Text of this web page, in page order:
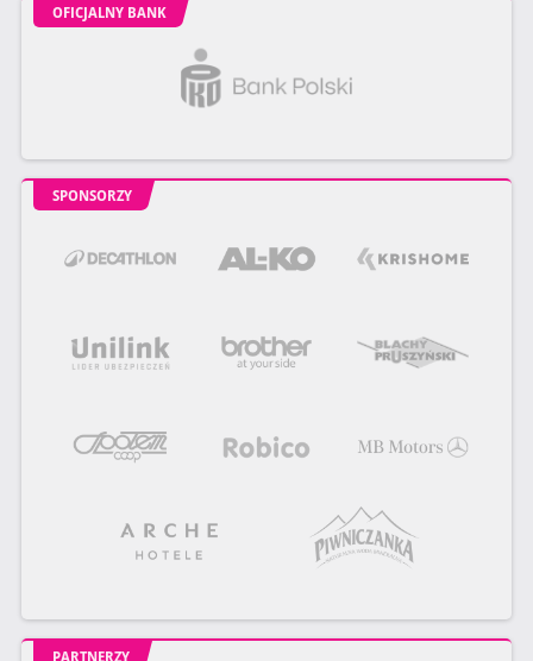
OFICJALNY BANK
SPONSORZY
PARTNERZY